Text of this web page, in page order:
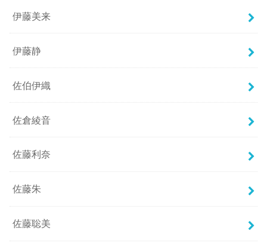
伊藤美来
伊藤静
佐伯伊織
佐倉綾音
佐藤利奈
佐藤朱
佐藤聡美